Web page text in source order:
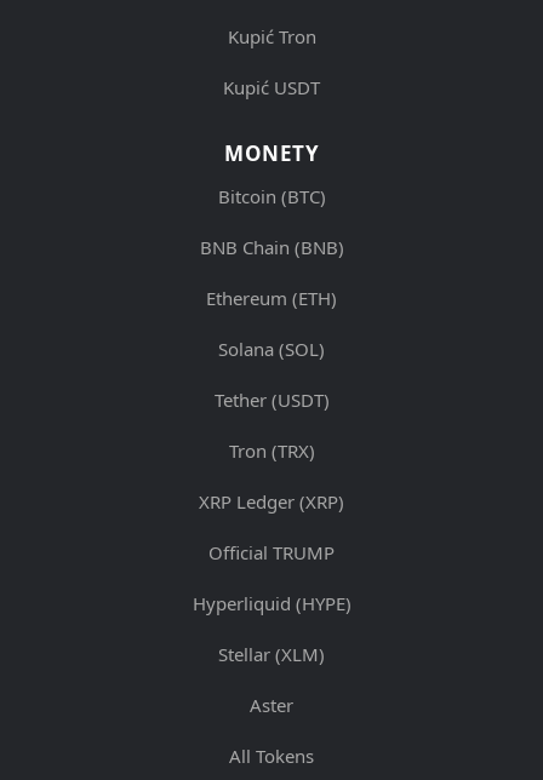
Kupić Tron
Kupić USDT
MONETY
Bitcoin (BTC)
BNB Chain (BNB)
Ethereum (ETH)
Solana (SOL)
Tether (USDT)
Tron (TRX)
XRP Ledger (XRP)
Official TRUMP
Hyperliquid (HYPE)
Stellar (XLM)
Aster
All Tokens